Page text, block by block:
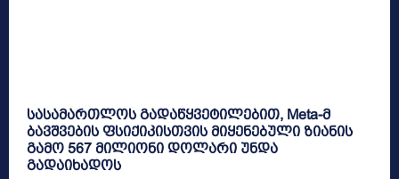
სასამართლოს გადაწყვეტილებით, Meta-მ
ბავშვების ფსიქიკისთვის მიყენებული ზიანის
გამო 567 მილიონი დოლარი უნდა
გადაიხადოს